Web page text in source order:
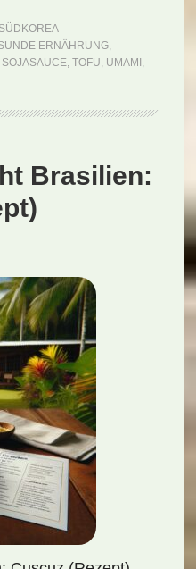
ERNÄHRUNG,
SOJASAUCE, TOFU, UMAMI ,
Brasilien: